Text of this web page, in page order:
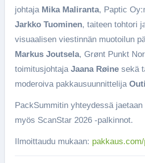
johtaja Mika Maliranta, Paptic
Jarkko Tuominen, taiteen tohtori
visuaalisen viestinnän muotoilun
Markus Joutsela, Grønt Punkt
toimitusjohtaja Jaana Røinesekä
moderoiva pakkausuunnittelija
PackSummitin yhteydessä jaetaan
myös ScanStar 2026 -palkinnot.
Ilmoittaudu mukaan: